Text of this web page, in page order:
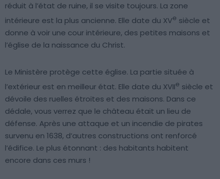
réduit à l’état de ruine, il se visite toujours. La zone
intérieure est la plus ancienne. Elle date du XVe siècle et
donne à voir une cour intérieure, des petites maisons et
l’église de la naissance du Christ.
Le Ministère protège cette église. La partie située à
l’extérieur est en meilleur état. Elle date du XVIIe siècle et
dévoile des ruelles étroites et des maisons. Dans ce
dédale, vous verrez que le château était un lieu de
défense. Après une attaque et un incendie de pirates
survenu en 1638, d’autres constructions ont renforcé
l’édifice. Le plus étonnant : des habitants habitent
encore dans ces murs !